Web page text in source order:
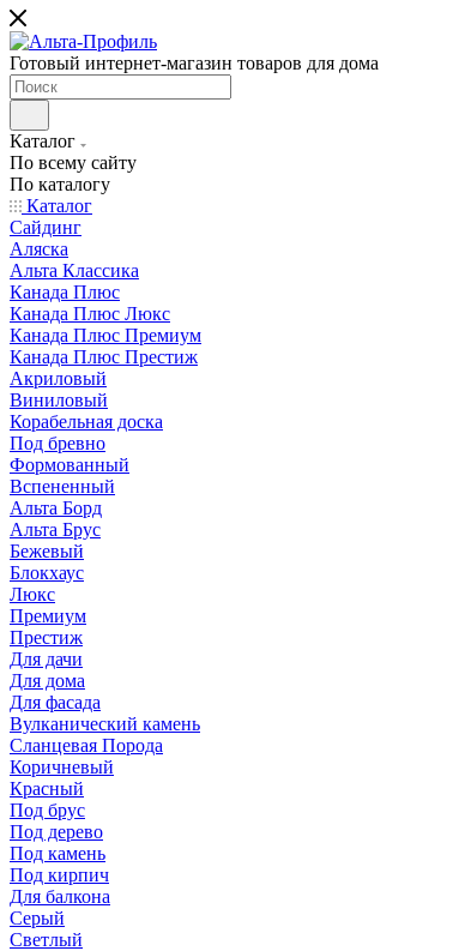
Готовый интернет-магазин товаров для дома
Каталог
По всему сайту
По каталогу
Каталог
Сайдинг
Аляска
Альта Классика
Канада Плюс
Канада Плюс Люкс
Канада Плюс Премиум
Канада Плюс Престиж
Акриловый
Виниловый
Корабельная доска
Под бревно
Формованный
Вспененный
Альта Борд
Альта Брус
Бежевый
Блокхаус
Люкс
Премиум
Престиж
Для дачи
Для дома
Для фасада
Вулканический камень
Сланцевая Порода
Коричневый
Красный
Под брус
Под дерево
Под камень
Под кирпич
Для балкона
Серый
Светлый